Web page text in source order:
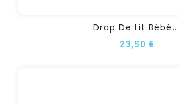
Drap De Lit Bébé...
23,50 €